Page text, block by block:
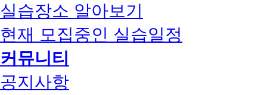
실습장소 알아보기
현재 모집중인 실습일정
커뮤니티
공지사항